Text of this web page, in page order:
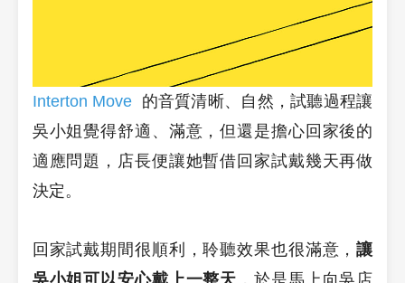
Interton Move
的音質清晰、自然，試聽過程讓
吳小姐覺得舒適、滿意，但還是擔心回家後的
適應問題，店長便讓她暫借回家試戴幾天再做
決定。
回家試戴期間很順利，聆聽效果也很滿意，讓
吳小姐可以安心戴上一整天 ，於是馬上向吳店